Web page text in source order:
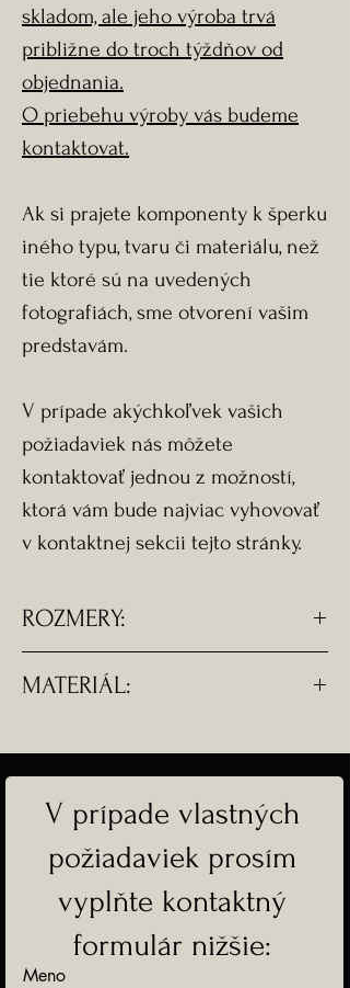
skladom, ale jeho výroba trvá
približne do troch týždňov od
objednania.
O priebehu výroby vás budeme
kontaktovat.
Ak si prajete komponenty k šperku
iného typu, tvaru či materiálu, než
tie ktoré sú na uvedených
fotografiách, sme otvorení vašim
predstavám.
V prípade akýchkoľvek vašich
požiadaviek nás môžete
kontaktovať jednou z možností,
ktorá vám bude najviac vyhovovať
v kontaktnej sekcii tejto stránky.
ROZMERY:
-Rozmery prívesku: 2,5 x 2 x 0,7 cm
-Dĺžka náhrdelníka: 50 cm
MATERIÁL:
-Doprava ZADARMO
V prípade vlastných
požiadaviek prosím
vyplňte kontaktný
formulár nižšie:
Meno